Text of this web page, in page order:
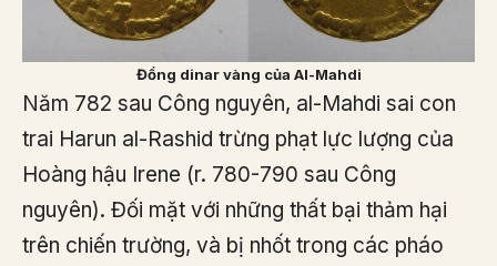
Đồng dinar vàng của Al-Mahdi
Năm 782 sau Công nguyên, al-Mahdi sai con
trai Harun al-Rashid trừng phạt lực lượng của
Hoàng hậu Irene (r. 780-790 sau Công
nguyên). Đối mặt với những thất bại thảm hại
trên chiến trường, và bị nhốt trong các pháo